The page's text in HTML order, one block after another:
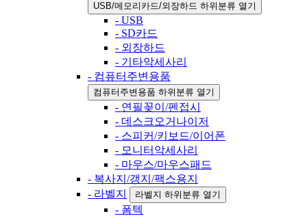
USB/메모리카드/외장하드 하위분류 열기
- USB
- SD카드
- 외장하드
- 기타악세사리
- 컴퓨터주변용품
컴퓨터주변용품 하위분류 열기
- 연필꽂이/펜접시
- 데스크오거나이저
- 스피커/키보드/이어폰
- 모니터악세사리
- 마우스/마우스패드
- 복사지/갱지/팩스용지
- 라벨지
라벨지 하위분류 열기
- 폼텍